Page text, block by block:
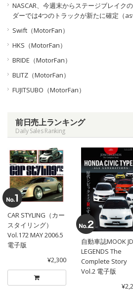
NASCAR、今週末からステージブレイク
ダーでは4つのトラックが新たに確定（
Swift（MotorFan）
HKS（MotorFan）
BRIDE（MotorFan）
BLITZ（MotorFan）
FUJITSUBO（MotorFan）
前日売上ランキング
Daily Sales Ranking
CAR STYLING（カー
スタイリング）
Vol.172 MAY 2006.5
電子版
¥2,300
自動車誌MOOK
LEGENDS The
Complete Story
Vol.2 電子版